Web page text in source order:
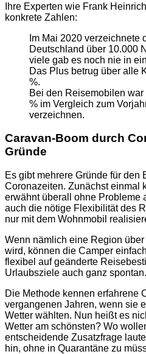
Ihre Experten wie Frank
konkrete Zahlen:
Im Mai 2020 verzeichnete
Deutschland über 10.000
viele gab es noch nie in
Das Plus betrug über alle
%.
Bei den Reisemobilen
% im Vergleich zum
verzeichnen.
Caravan-Boom durch
Gründe
Es gibt mehrere Gründe für den
Coronazeiten. Zunächst einmal
erwähnt überall ohne Probleme
auch die nötige Flexibilität des
nur mit dem Wohnmobil
Wenn nämlich eine Region
wird, können die Camper
flexibel auf geänderte
Urlaubsziele auch ganz spontan.
Die Methode kennen erfahrene
vergangenen Jahren, wenn sie
Wetter wählten. Nun heißt es
Wetter am schönsten? Wo
entscheidende Zusatzfrage
hin, ohne in Quarantäne zu